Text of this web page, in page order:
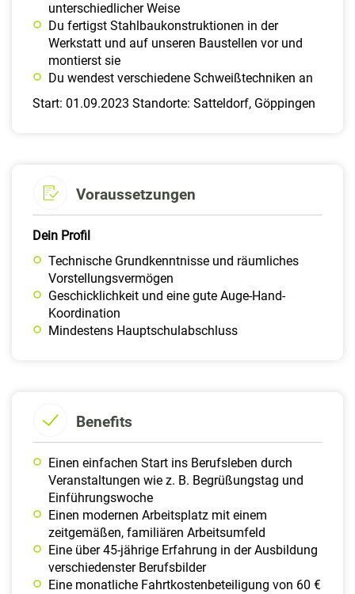
unterschiedlicher Weise
Du fertigst Stahlbaukonstruktionen in der
Werkstatt und auf unseren Baustellen vor und
montierst sie
Du wendest verschiedene Schweißtechniken an
Start: 01.09.2023 Standorte: Satteldorf, Göppingen
Voraussetzungen
Dein Profil
Technische Grundkenntnisse und räumliches
Vorstellungsvermögen
Geschicklichkeit und eine gute Auge-Hand-
Koordination
Mindestens Hauptschulabschluss
Benefits
Einen einfachen Start ins Berufsleben durch
Veranstaltungen wie z. B. Begrüßungstag und
Einführungswoche
Einen modernen Arbeitsplatz mit einem
zeitgemäßen, familiären Arbeitsumfeld
Eine über 45-jährige Erfahrung in der Ausbildung
verschiedenster Berufsbilder
Eine monatliche Fahrtkostenbeteiligung von 60 €